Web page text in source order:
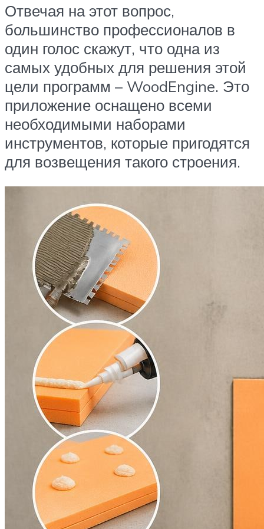
Отвечая на этот вопрос,
большинство профессионалов в
один голос скажут, что одна из
самых удобных для решения этой
цели программ – WoodEngine. Это
приложение оснащено всеми
необходимыми наборами
инструментов, которые пригодятся
для возвещения такого строения.